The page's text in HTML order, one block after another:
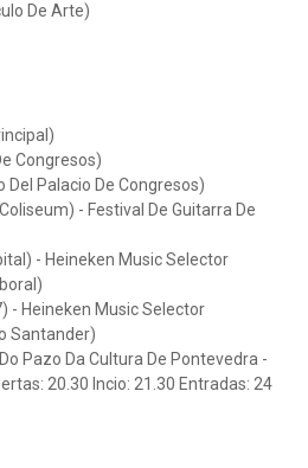
De Arte)
Congresos)
Palacio De Congresos)
- Festival De Guitarra De
- Heineken Music Selector
- Heineken Music Selector
Santander)
Pazo Da Cultura De Pontevedra -
20.30 Incio: 21.30 Entradas: 24